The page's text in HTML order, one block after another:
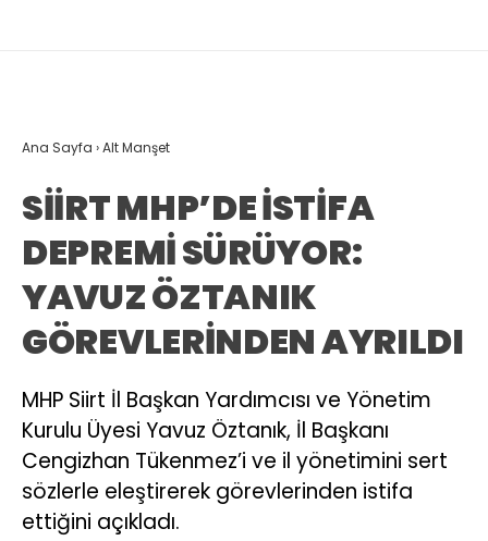
Ana Sayfa ›Alt Manşet
SİİRT MHP’DE İSTİFA
DEPREMİ SÜRÜYOR:
YAVUZ ÖZTANIK
GÖREVLERİNDEN AYRILDI
MHP Siirt İl Başkan Yardımcısı ve Yönetim
Kurulu Üyesi Yavuz Öztanık, İl Başkanı
Cengizhan Tükenmez’i ve il yönetimini sert
sözlerle eleştirerek görevlerinden istifa
ettiğini açıkladı.